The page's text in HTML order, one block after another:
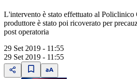
L'intervento è stato effettuato al Policlinico
produttore è stato poi ricoverato per
post operatoria
29 Set 2019 - 11:55
29 Set 2019 - 11:55